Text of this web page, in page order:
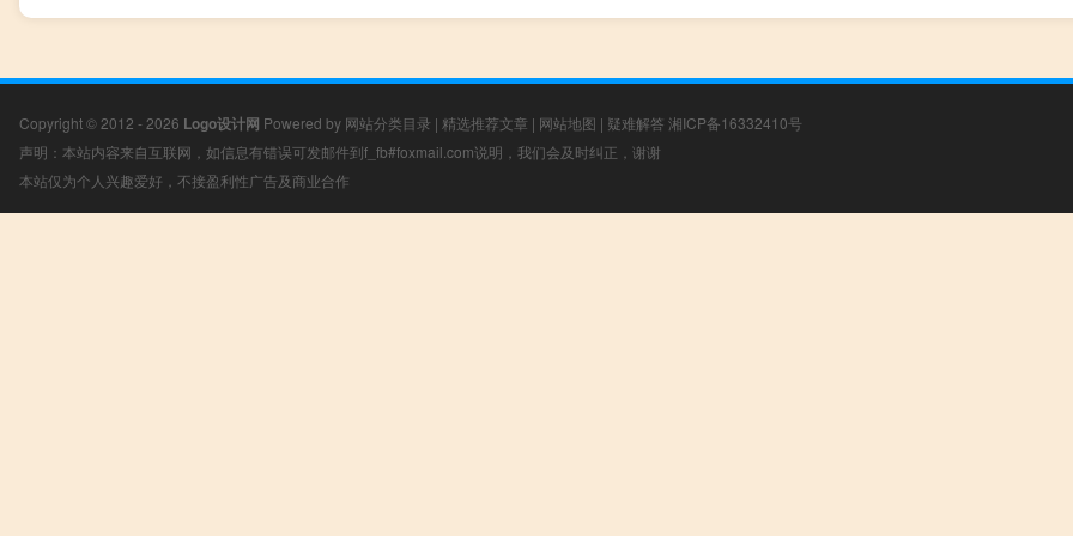
Copyright © 2012 - 2026 Logo设计网 Powered by 网站分类目录 | 精选推荐文章 | 网站地图 | 疑难解答 湘ICP备16332410号
声明：本站内容来自互联网，如信息有错误可发邮件到f_fb#foxmail.com说明，我们会及时纠正，谢谢
本站仅为个人兴趣爱好，不接盈利性广告及商业合作